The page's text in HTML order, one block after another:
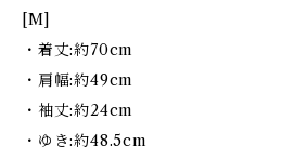
[M]
・着丈:約70cm
・肩幅:約49cm
・袖丈:約24cm
・ゆき:約48.5cm